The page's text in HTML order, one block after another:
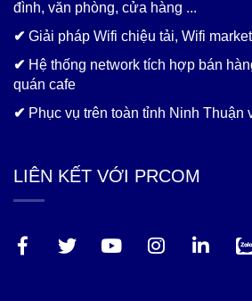
đình, văn phòng, cửa hàng ...
✔ Giải pháp Wifi chiệu tải, Wifi
✔ Hệ thống network tích hợp bán
quán cafe
✔ Phục vụ trên toàn tỉnh Ninh Thuận
LIÊN KẾT VỚI PRCOM